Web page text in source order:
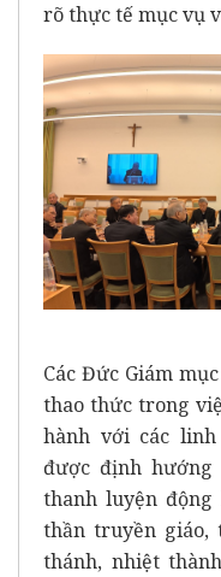
rõ thực tế mục vụ
Các Đức Giám
thao thức trong
hành với các
được định
thanh luyện
thần truyền giáo,
thánh, nhiệt